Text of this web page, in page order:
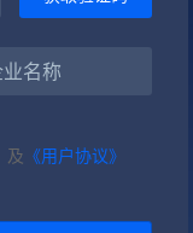
及 《用户协议》